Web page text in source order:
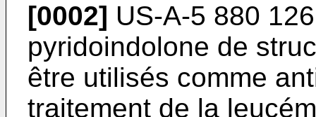
[0002] US-A-5 880
pyridoindolone de
être utilisés comme
traitement de la